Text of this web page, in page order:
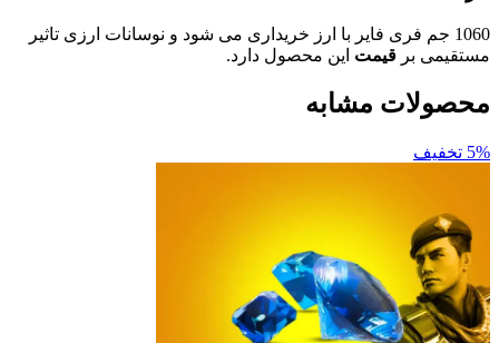
جم فری فایر با ارز خریداری می شود و نوسانات ارزی تاثیر
برقیمتاین محصول دارد.
مشابه